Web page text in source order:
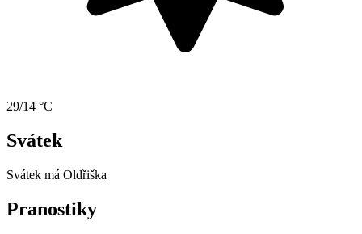
29/14 °C
Svátek
Svátek má Oldřiška
Pranostiky